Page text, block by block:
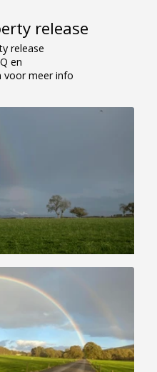
release
release
en
voor meer info